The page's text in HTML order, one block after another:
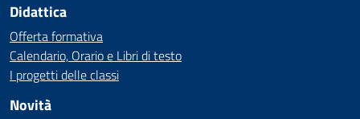
Didattica
Offerta formativa
Calendario, Orario e Libri di testo
I progetti delle classi
Novità